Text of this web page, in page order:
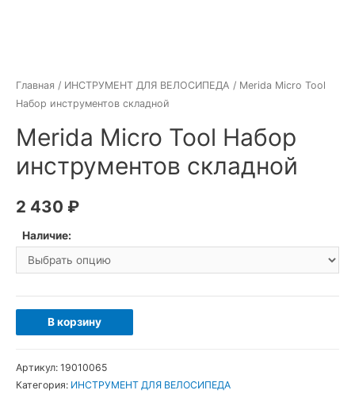
Главная / ИНСТРУМЕНТ ДЛЯ ВЕЛОСИПЕДА / Merida Micro Tool
Набор инструментов складной
Merida Micro Tool Набор
инструментов складной
2 430 ₽
Наличие:
Количество
товара
Micro
В корзину
Артикул: 19010065
Категория: ИНСТРУМЕНТ ДЛЯ ВЕЛОСИПЕДА